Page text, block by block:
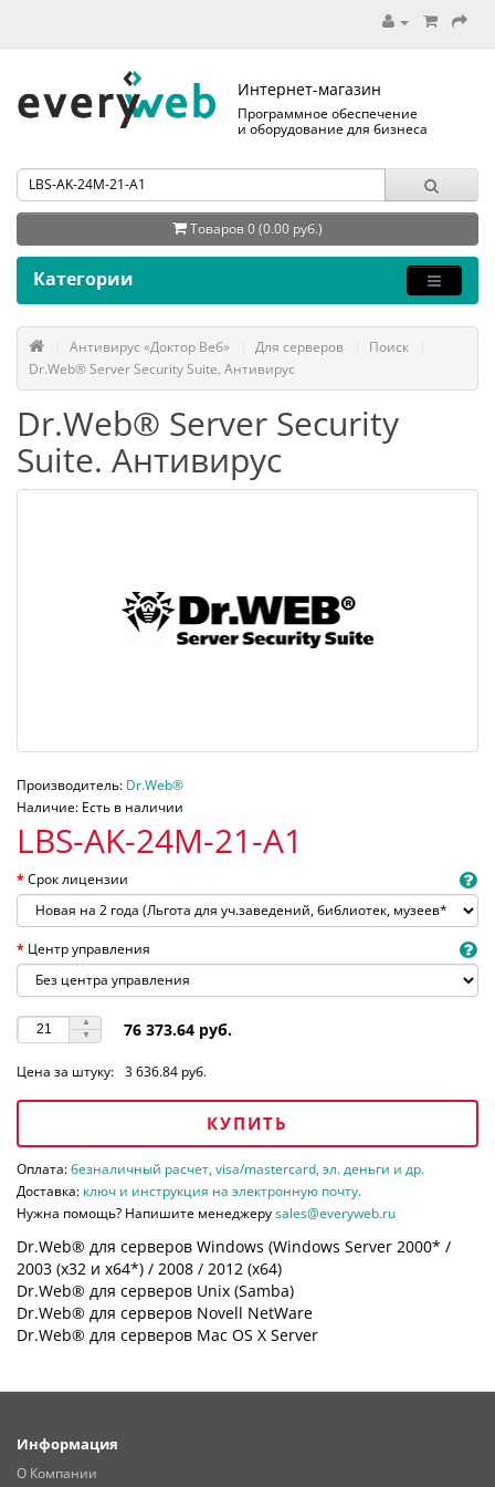
Интернет-магазин
Программное обеспечение
и оборудование для бизнеса
Товаров 0 (0.00 руб.)
Категории
Антивирус «Доктор Веб» Для серверов
Поиск
Dr.Web® Server Security Suite. Антивирус
Dr.Web® Server Security
Suite. Антивирус
Производитель: Dr.Web®
Наличие: Есть в наличии
LBS-AK-24M-21-A1
Срок лицензии
Центр управления
76 373.64 руб.
Цена за штуку: 3 636.84 руб.
КУПИТЬ
Оплата:безналичный расчет, visa/mastercard, эл. деньги и др.
Доставка: ключ и инструкция на электронную почту.
Нужна помощь? Напишите менеджеруsales@everyweb.ru
Dr.Web® для серверов Windows (Windows Server 2000* /
2003 (х32 и х64*) / 2008 / 2012 (х64)
Dr.Web® для серверов Unix (Samba)
Dr.Web® для серверов Novell NetWare
Dr.Web® для серверов Mac OS X Server
Информация
О Компании